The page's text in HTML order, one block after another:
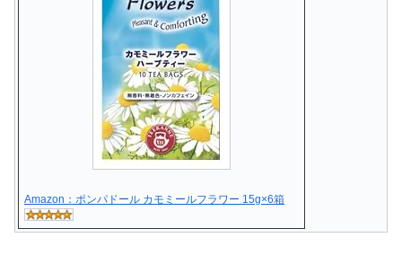
Amazon：ポンパドール カモミールフラワー 15g×6箱